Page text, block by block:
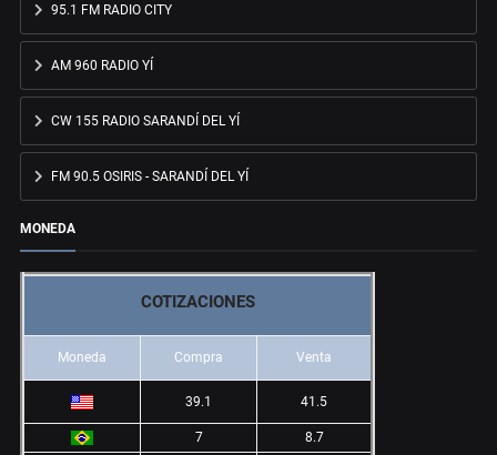
95.1 FM RADIO CITY
AM 960 RADIO YÍ
CW 155 RADIO SARANDÍ DEL YÍ
FM 90.5 OSIRIS - SARANDÍ DEL YÍ
MONEDA
COTIZACIONES
Moneda Compra Venta
39.1 41.5
7 8.7